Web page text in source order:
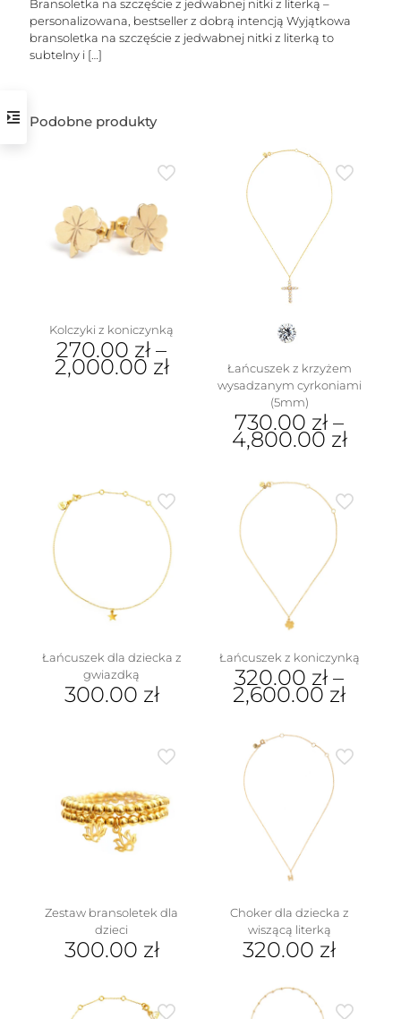
Bransoletka na szczęście z jedwabnej nitki z literką –
personalizowana, bestseller z dobrą intencją Wyjątkowa
bransoletka na szczęście z jedwabnej nitki z literką to
subtelny i […]
Podobne produkty
Kolczyki z koniczynką
270.00 zł –
2,000.00 zł
można
wybrać
Łańcuszek z krzyżem
wysadzanym cyrkoniami
(5mm)
730.00 zł –
4,800.00 zł
można
wybrać
na
stronie
produktu
Łańcuszek dla dziecka z
gwiazdką
300.00 zł
Łańcuszek z koniczynką
320.00 zł –
2,600.00 zł
produkt
wariantów.
można
wybrać
na
stronie
Zestaw bransoletek dla
dzieci
300.00 zł
Choker dla dziecka z
wiszącą literką
320.00 zł
produkt